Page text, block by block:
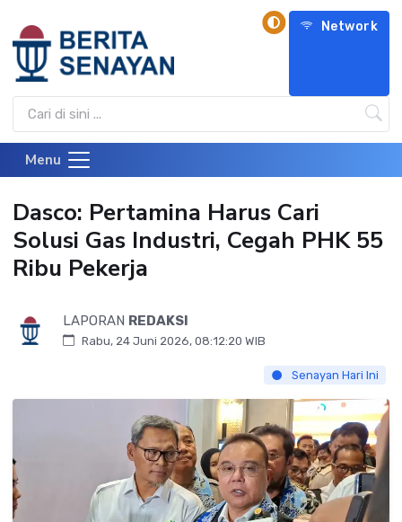
Network
Menu
Dasco: Pertamina Harus Cari
Solusi Gas Industri, Cegah PHK 55
Ribu Pekerja
LAPORAN REDAKSI
Rabu, 24 Juni 2026, 08:12:20 WIB
Senayan Hari Ini